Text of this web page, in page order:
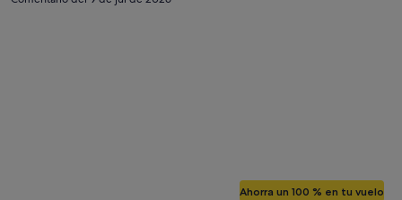
Ahorra un 100 % en tu vuelo